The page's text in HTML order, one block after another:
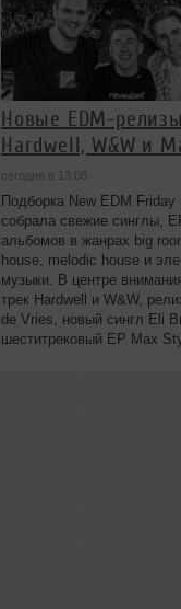
Новые EDM-
Hardwell, W&W и
сегодня в 13:08
Подборка New EDM Friday
собрала свежие синглы,
альбомов в жанрах big
house, melodic house и
музыки. В центре
трек Hardwell и W&W,
de Vries, новый сингл Eli
шеститрековый EP Max